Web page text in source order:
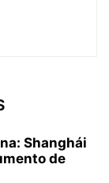
Shanghái
de